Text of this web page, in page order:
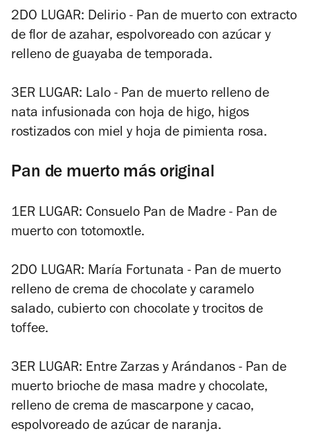
2DO LUGAR: Delirio - Pan de muerto con extracto
de flor de azahar, espolvoreado con azúcar y
relleno de guayaba de temporada.
3ER LUGAR: Lalo - Pan de muerto relleno de
nata infusionada con hoja de higo, higos
rostizados con miel y hoja de pimienta rosa.
Pan de muerto más original
1ER LUGAR: Consuelo Pan de Madre - Pan de
muerto con totomoxtle.
2DO LUGAR: María Fortunata - Pan de muerto
relleno de crema de chocolate y caramelo
salado, cubierto con chocolate y trocitos de
toffee.
3ER LUGAR: Entre Zarzas y Arándanos - Pan de
muerto brioche de masa madre y chocolate,
relleno de crema de mascarpone y cacao,
espolvoreado de azúcar de naranja.